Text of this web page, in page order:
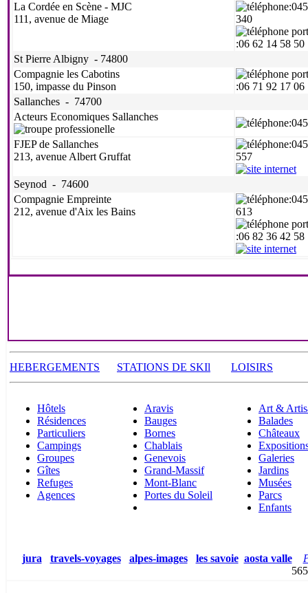
La Cordée en Scène - MJC
111, avenue de Miage
340
:06 62 14 58 50
St Pierre Albigny - 74800
Compagnie les Cabotins
150, impasse du Pinson
:06 71 92 17 06
Sallanches - 74700
Acteurs Economiques Sallanches
FJEP de Sallanches
213, avenue Albert Gruffat
557
Seynod - 74600
Compagnie Empreinte
212, avenue d'Aix les Bains
613
:06 82 36 42 58
HEBERGEMENTS STATIONS DE SKIl LOISIRS
Hôtels
Résidences
Particuliers
Campings
Groupes
Gîtes
Refuges
Agences
Aravis
Bauges
Bornes
Chablais
Genevois
Grand-Massif
Mont-Blanc
Portes du Soleil
Art &
Balades
Châteaux
Galeries
Jardins
Musées
Parcs
Enfants
jura travels-voyages alpes-images les savoie aosta valle